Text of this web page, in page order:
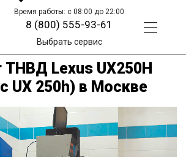
Время работы: с 08:00 до 22:00
8 (800) 555-93-61
Выбрать сервис
ТНВД Lexus UX250H
UX 250h) в Москве